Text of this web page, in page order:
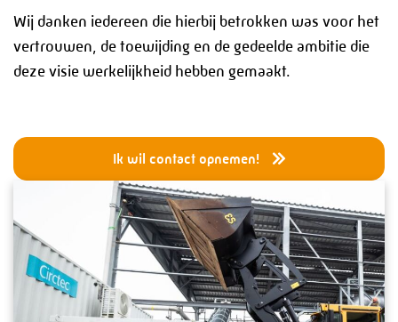
Wij danken iedereen die hierbij betrokken was voor het
vertrouwen, de toewijding en de gedeelde ambitie die
deze visie werkelijkheid hebben gemaakt.
Ik wil contact opnemen!